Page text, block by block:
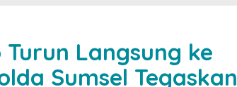
Langsung ke
Sumsel Tegaskan